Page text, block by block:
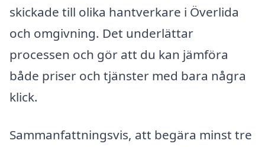
skickade till olika hantverkare i Överlida
och omgivning. Det underlättar
processen och gör att du kan jämföra
både priser och tjänster med bara några
klick.
Sammanfattningsvis, att begära minst tre